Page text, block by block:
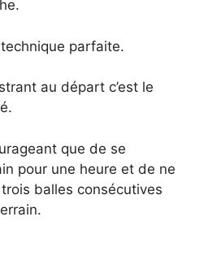
parfaite.
au départ c’est le
que de se
pour une heure et de ne
balles consécutives